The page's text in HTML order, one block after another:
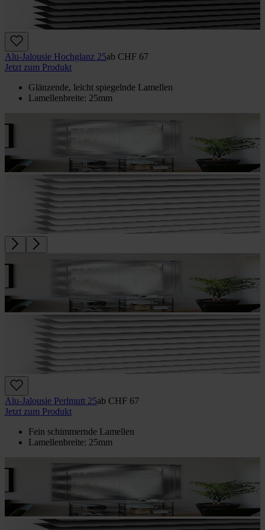
Alu-Jalousie Hochglanz 25ab CHF 67
Jetzt zum Produkt
Glänzende, leicht spiegelnde Lamellen
Lamellenbreite: 25mm
Alu-Jalousie Perlmutt 25ab CHF 67
Jetzt zum Produkt
Fein schimmernde Lamellen
Lamellenbreite: 25mm